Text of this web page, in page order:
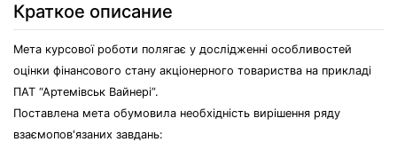
Краткое описание
Мета курсової роботи полягає у дослідженні особливостей
оцінки фінансового стану акціонерного товариства на прикладі
ПАТ “Артемівськ Вайнері”.
Поставлена мета обумовила необхідність вирішення ряду
взаємопов'язаних завдань: